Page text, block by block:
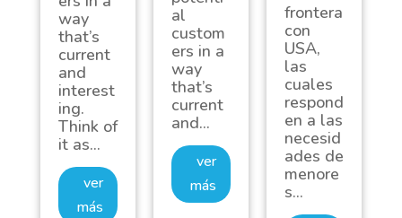
way
that’s
current
and
interest
ing.
Think of
it as...
ver
más
al
custom
ers in a
way
that’s
current
and...
ver
más
frontera
con
USA,
las
cuales
respond
en a las
necesid
ades de
menore
s...